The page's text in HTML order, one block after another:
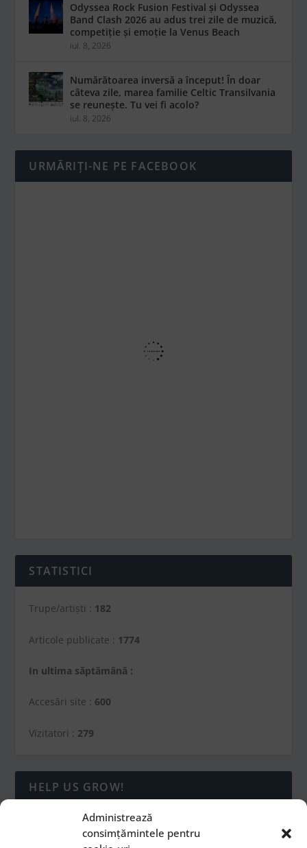
Administrează
consimțămintele pentru
Odyssea Rock Fusion Festival și Odyssea
Band Clash 2026 au adus trei zile de muzică,
competiție și emoție la Venus Beach
iul. 8, 2026
Numărătoarea inversă a început! În doar
câteva zile, marea familie Celtic Transilvania
se reunește. Tu vei fi acolo?
iul. 8, 2026
URMĂRIȚI-NE PE FACEBOOK
STATISTICI
Trupe/artiști : 182
Articole publicate : 1774
In ultima săptămână :
Accesări site : 600
Vizitatori : 279
HELP US GROW!